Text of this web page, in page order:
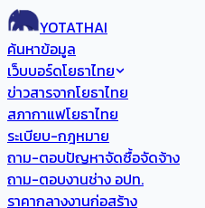
YOTATHAI
ค้นหาข้อมูล
เว็บบอร์ดโยธาไทย
ข่าวสารจากโยธาไทย
สภากาแฟโยธาไทย
ระเบียบ-กฎหมาย
ถาม-ตอบปัญหาจัดซื้อจัดจ้าง
ถาม-ตอบงานช่าง อปท.
ราคากลางงานก่อสร้าง